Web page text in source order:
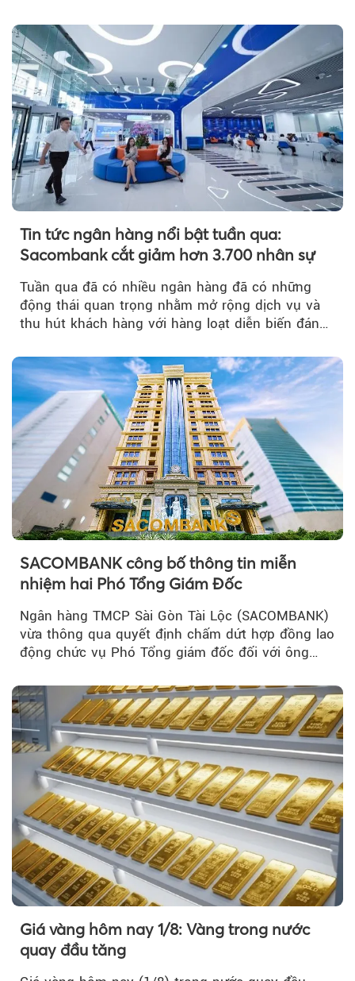
Tin tức ngân hàng nổi bật tuần qua:
Sacombank cắt giảm hơn 3.700 nhân sự
Tuần qua đã có nhiều ngân hàng đã có những
động thái quan trọng nhằm mở rộng dịch vụ và
thu hút khách hàng với hàng loạt diễn biến đáng
SACOMBANK công bố thông tin miễn
nhiệm hai Phó Tổng Giám Đốc
Ngân hàng TMCP Sài Gòn Tài Lộc (SACOMBANK)
vừa thông qua quyết định chấm dứt hợp đồng lao
động chức vụ Phó Tổng giám đốc đối với ông
Giá vàng hôm nay 1/8: Vàng trong nước
quay đầu tăng